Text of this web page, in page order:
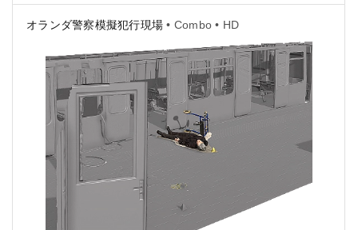
オランダ警察模擬犯行現場 • Combo • HD